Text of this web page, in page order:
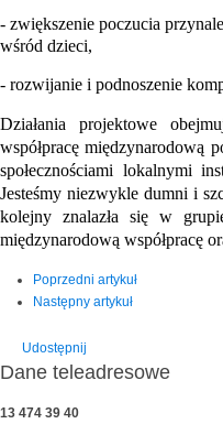
- zwiększenie poczucia
wśród dzieci,
- rozwijanie i podnoszenie
Działania projektowe
współpracę międzynarodową
społecznościami lokalnymi
Jesteśmy niezwykle dumni i
kolejny znalazła się w
międzynarodową współpracę
Poprzedni artykuł
Następny artykuł
Udostępnij
Dane teleadresowe
13 474 39 40